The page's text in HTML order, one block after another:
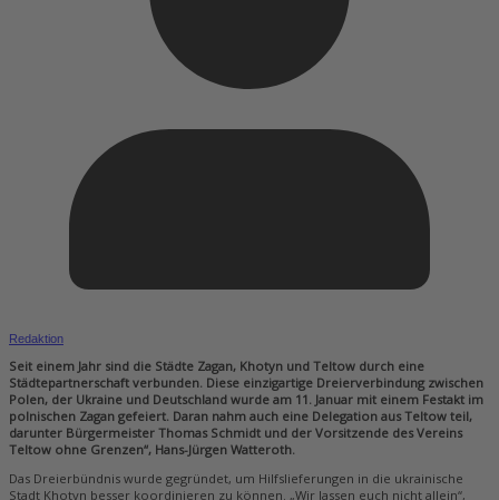
Redaktion
Seit einem Jahr sind die Städte Zagan, Khotyn und Teltow durch eine
Städtepartnerschaft verbunden. Diese einzigartige Dreierverbindung zwischen
Polen, der Ukraine und Deutschland wurde am 11. Januar mit einem Festakt im
polnischen Zagan gefeiert. Daran nahm auch eine Delegation aus Teltow teil,
darunter Bürgermeister Thomas Schmidt und der Vorsitzende des Vereins
Teltow ohne Grenzen“, Hans-Jürgen Watteroth.
Das Dreierbündnis wurde gegründet, um Hilfslieferungen in die ukrainische
Stadt Khotyn besser koordinieren zu können. „Wir lassen euch nicht allein“,